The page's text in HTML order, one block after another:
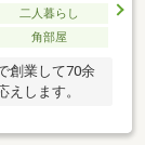
二人暮らし
角部屋
創業して70余
します。